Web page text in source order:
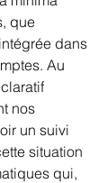
que
dans
Au
nos
un suivi
situation
qui,